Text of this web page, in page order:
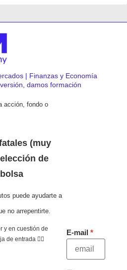
| Finanzas y Economía
damos formación
acción, fondo o
(muy
de
puede ayudarte a
no arrepentirte.
y en cuestión de
de entrada 👇🏻
E-mail